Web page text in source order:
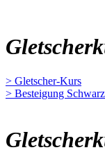
> Gletscher-Kurs
> Besteigung